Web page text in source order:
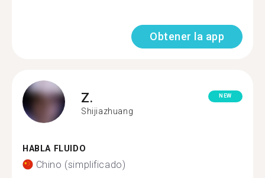
Obtener la app
Z.
Shijiazhuang
NEW
HABLA FLUIDO
Chino (simplificado)